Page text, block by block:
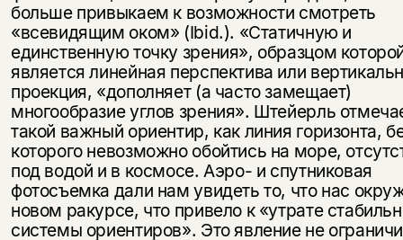
больше привыкаем к возможности смотреть
«всевидящим оком» (Ibid.). «Статичную и
единственную точку зрения», образцом
является линейная перспектива или
проекция, «дополняет (а часто замещает)
многообразие углов зрения». Штейерль
такой важный ориентир, как линия горизонта,
которого невозможно обойтись на море,
под водой и в космосе. Аэро- и спутниковая
фотосъемка дали нам увидеть то, что нас
новом ракурсе, что привело к «утрате
системы ориентиров». Это явление не